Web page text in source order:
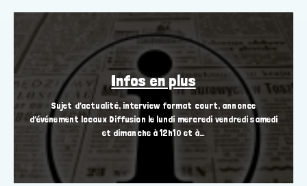
Infos en plus
Sujet d’actualité, interview format court, annonce
d’événement locaux Diffusion le lundi mercredi vendredi samedi
et dimanche à 12h10 et à…